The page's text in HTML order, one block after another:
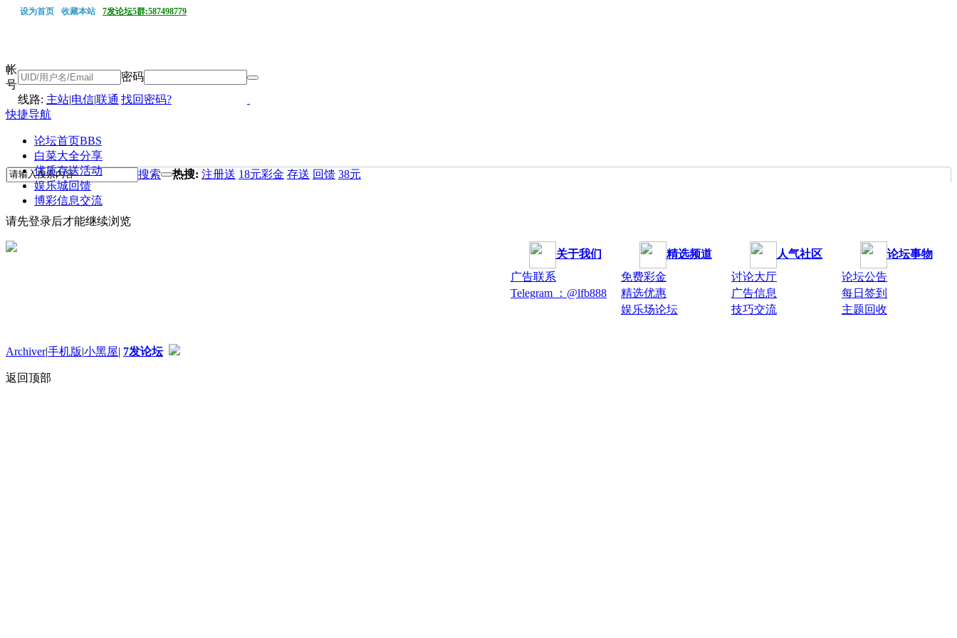
设为首页 收藏本站 7发论坛5群:587498779
帐
号
密码
线路: 主站|电信|联通 找回密码?
快捷导航
论坛首页BBS
白菜大全分享
优质存送活动
娱乐城回馈
博彩信息交流
搜索 热搜: 注册送 18元彩金 存送 回馈 38元
请先登录后才能继续浏览
关于我们 精选频道 人气社区
论坛事物
广告联系
免费彩金 讨论大厅
论坛公告
Telegram ：@lfb888
精选优惠 广告信息
每日签到
娱乐场论坛
技巧交流 主题回收
Archiver|手机版|小黑屋| 7发论坛
返回顶部